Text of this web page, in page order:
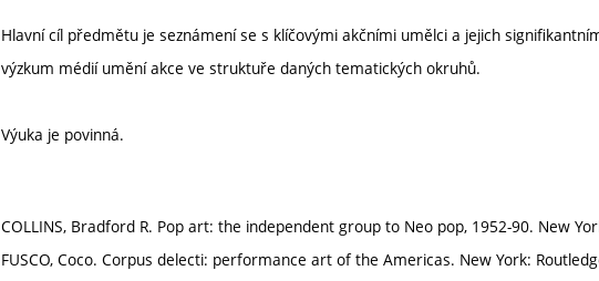
Hlavní cíl předmětu je seznámení se s klíčovými akčními umělci a jejich
výzkum médií umění akce ve struktuře daných tematických okruhů.
Výuka je povinná.
COLLINS, Bradford R. Pop art: the independent group to Neo pop, 1952-90. New
FUSCO, Coco. Corpus delecti: performance art of the Americas. New York: